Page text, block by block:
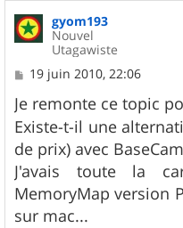
gyom193
Nouvel
Utagawiste
M
s
s
a
g
e
19 juin 2010, 22:06
Je remonte ce topic
Existe-t-il une
de prix) avec
J'avais toute la
MemoryMap version
sur mac...